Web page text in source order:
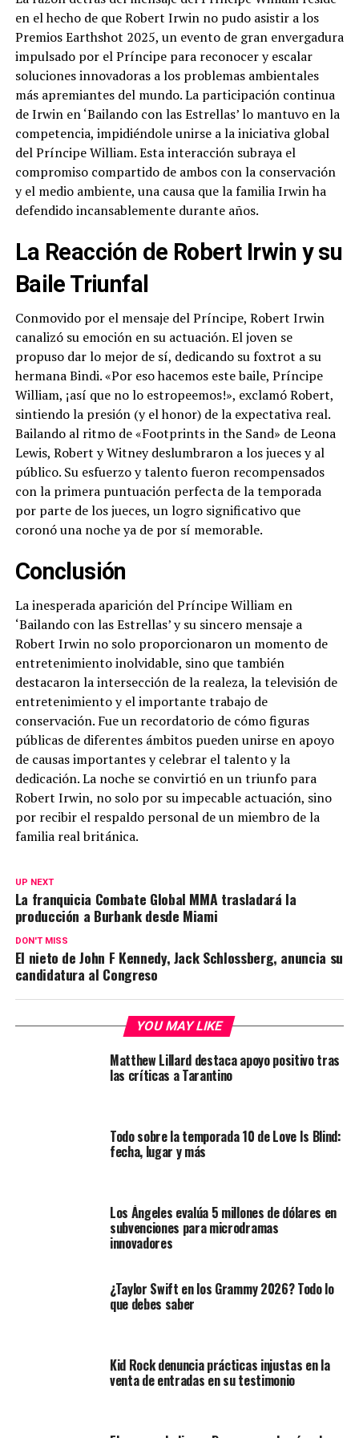
en el hecho de que Robert Irwin no pudo asistir a los
Premios Earthshot 2025, un evento de gran envergadura
impulsado por el Príncipe para reconocer y escalar
soluciones innovadoras a los problemas ambientales
más apremiantes del mundo. La participación continua
de Irwin en ‘Bailando con las Estrellas’ lo mantuvo en la
competencia, impidiéndole unirse a la iniciativa global
del Príncipe William. Esta interacción subraya el
compromiso compartido de ambos con la conservación
y el medio ambiente, una causa que la familia Irwin ha
defendido incansablemente durante años.
La Reacción de Robert Irwin y su
Baile Triunfal
Conmovido por el mensaje del Príncipe, Robert Irwin
canalizó su emoción en su actuación. El joven se
propuso dar lo mejor de sí, dedicando su foxtrot a su
hermana Bindi. «Por eso hacemos este baile, Príncipe
William, ¡así que no lo estropeemos!», exclamó Robert,
sintiendo la presión (y el honor) de la expectativa real.
Bailando al ritmo de «Footprints in the Sand» de Leona
Lewis, Robert y Witney deslumbraron a los jueces y al
público. Su esfuerzo y talento fueron recompensados
con la primera puntuación perfecta de la temporada
por parte de los jueces, un logro significativo que
coronó una noche ya de por sí memorable.
Conclusión
La inesperada aparición del Príncipe William en
‘Bailando con las Estrellas’ y su sincero mensaje a
Robert Irwin no solo proporcionaron un momento de
entretenimiento inolvidable, sino que también
destacaron la intersección de la realeza, la televisión de
entretenimiento y el importante trabajo de
conservación. Fue un recordatorio de cómo figuras
públicas de diferentes ámbitos pueden unirse en apoyo
de causas importantes y celebrar el talento y la
dedicación. La noche se convirtió en un triunfo para
Robert Irwin, no solo por su impecable actuación, sino
por recibir el respaldo personal de un miembro de la
familia real británica.
UP NEXT
La franquicia Combate Global MMA trasladará la
producción a Burbank desde Miami
DON'T MISS
El nieto de John F Kennedy, Jack Schlossberg, anuncia su
candidatura al Congreso
YOU MAY LIKE
Matthew Lillard destaca apoyo positivo tras
las críticas a Tarantino
Todo sobre la temporada 10 de Love Is Blind:
fecha, lugar y más
Los Ángeles evalúa 5 millones de dólares en
subvenciones para microdramas
innovadores
¿Taylor Swift en los Grammy 2026? Todo lo
que debes saber
Kid Rock denuncia prácticas injustas en la
venta de entradas en su testimonio